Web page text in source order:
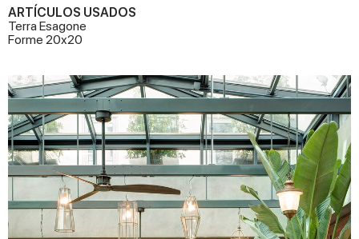
ARTÍCULOS USADOS
Terra Esagone
Forme 20x20